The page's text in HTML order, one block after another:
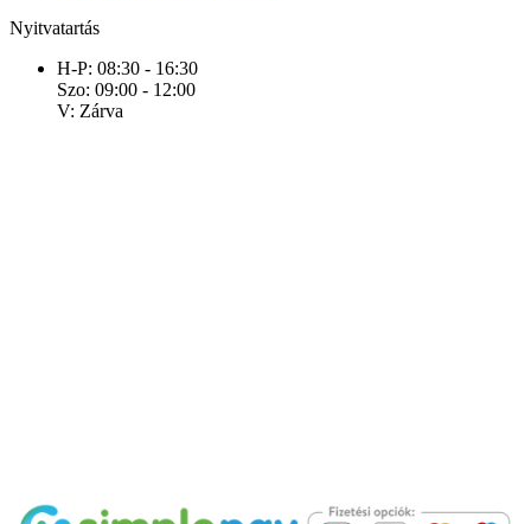
Nyitvatartás
H-P: 08:30 - 16:30
Szo: 09:00 - 12:00
V: Zárva